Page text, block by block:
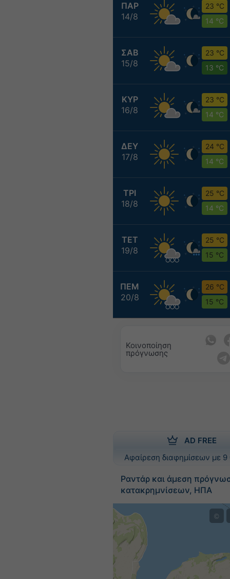
ΠΑΡ
14/8
23 °C
14 °C
ΣΑΒ
15/8
23 °C
13 °C
ΚΥΡ
16/8
23 °C
14 °C
ΔΕΥ
17/8
24 °C
14 °C
ΤΡΙ
18/8
25 °C
14 °C
ΤΕΤ
19/8
25 °C
15 °C
ΠΕΜ
20/8
26 °C
15 °C
Κοινοποίηση
πρόγνωσης
AD FREE
Αφαίρεση διαφημίσεων με 9
Ραντάρ και άμεση
κατακρημνίσεων, ΗΠΑ
©